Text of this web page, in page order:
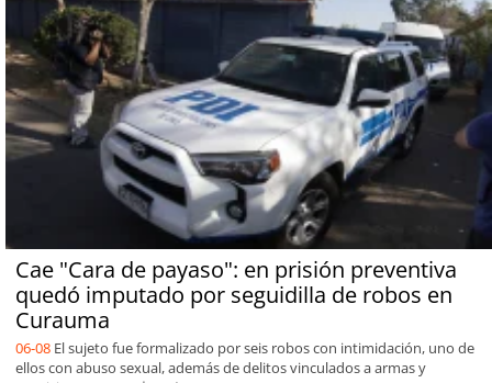
Cae "Cara de payaso": en prisión preventiva
quedó imputado por seguidilla de robos en
Curauma
06-08 El sujeto fue formalizado por seis robos con intimidación, uno de
ellos con abuso sexual, además de delitos vinculados a armas y